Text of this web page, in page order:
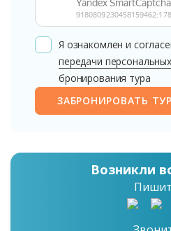
Я ознакомлен и
передачи
бронирования тура
ЗАБРОНИРОВАТЬ ТУР
Возникли